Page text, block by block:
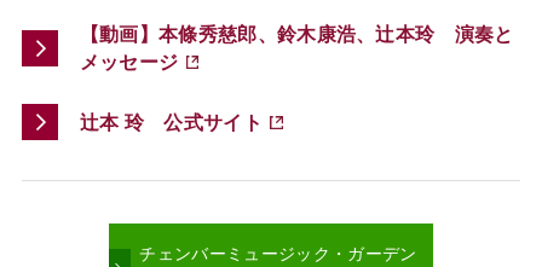
【動画】本條秀慈郎、鈴木康浩、辻本玲 演奏と
メッセージ
辻󠄀本 玲 公式サイト
チェンバーミュージック・ガーデン